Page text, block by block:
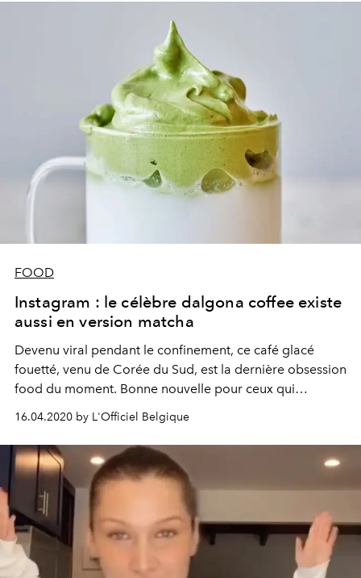
FOOD
Instagram : le célèbre dalgona coffee existe
aussi en version matcha
Devenu viral pendant le confinement, ce café glacé
fouetté, venu de Corée du Sud, est la dernière obsession
food du moment. Bonne nouvelle pour ceux qui
n’aiment pas le café : il existe en version matcha : le
dalgona matcha.
16.04.2020 by L'Officiel Belgique